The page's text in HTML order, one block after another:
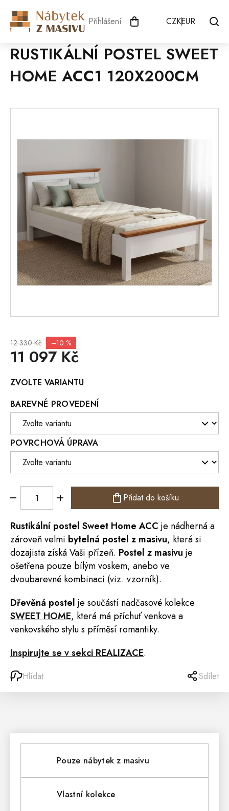
obsah
Přihlášení CZKEUR
RUSTIKÁLNÍ POSTEL SWEET
HOME ACC1 120X200CM
12 330 Kč –10 %
11 097 Kč
cena:
ZVOLTE VARIANTU
BAREVNÉ PROVEDENÍ
POVRCHOVÁ ÚPRAVA
Přidat do košíku
Rustikální postel Sweet Home ACC je nádherná a
zároveň velmi bytelná postel z masivu, která si
dozajista získá Vaši přízeň. Postel z masivu je
ošetřena pouze bílým voskem, anebo ve
dvoubarevné kombinaci (viz. vzorník).
Dřevěná postel je součástí nadčasové kolekce
SWEET HOME, která má příchuť venkova a
venkovského stylu s příměsí romantiky.
Inspirujte se v sekci REALIZACE.
Hlídat Sdílet
Pouze nábytek z masivu
Vlastní kolekce